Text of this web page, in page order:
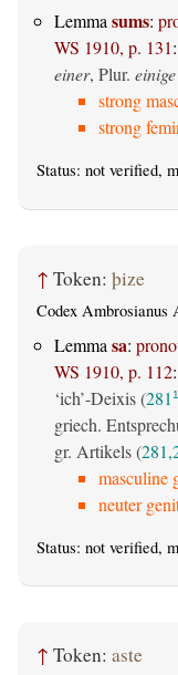
Lemmasums:
WS 1910, p. 131:
einer, Plur. einige
strong
strong
Status: not verified,
↑ Token: þize
Codex Ambrosianus
Lemma sa:
WS 1910, p. 112:
‘ich’-Deixis (281 1
griech.
gr. Artikels (
masculine
neuter
Status: not verified,
↑ Token: aste